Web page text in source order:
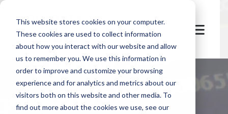
This website stores cookies on your computer.
These cookies are used to collect information
about how you interact with our website and allow
us to remember you. We use this information in
order to improve and customize your browsing
experience and for analytics and metrics about our
visitors both on this website and other media. To
find out more about the cookies we use, see our